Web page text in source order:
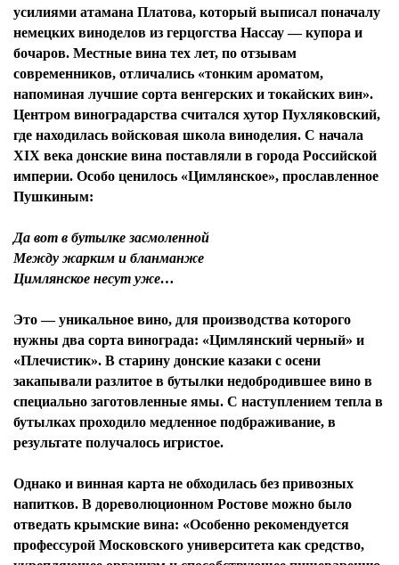
усилиями атамана Платова, который выписал поначалу
немецких виноделов из герцогства Нассау — купора и
бочаров. Местные вина тех лет, по отзывам
современников, отличались «тонким ароматом,
напоминая лучшие сорта венгерских и токайских вин».
Центром виноградарства считался хутор Пухляковский,
где находилась войсковая школа виноделия. С начала
XIX века донские вина поставляли в города Российской
империи. Особо ценилось «Цимлянское», прославленное
Пушкиным:
Да вот в бутылке засмоленной
Между жарким и бланманже
Цимлянское несут уже…
Это — уникальное вино, для производства которого
нужны два сорта винограда: «Цимлянский черный» и
«Плечистик». В старину донские казаки с осени
закапывали разлитое в бутылки недобродившее вино в
специально заготовленные ямы. С наступлением тепла в
бутылках проходило медленное подбраживание, в
результате получалось игристое.
Однако и винная карта не обходилась без привозных
напитков. В дореволюционном Ростове можно было
отведать крымские вина: «Особенно рекомендуется
профессурой Московского университета как средство,